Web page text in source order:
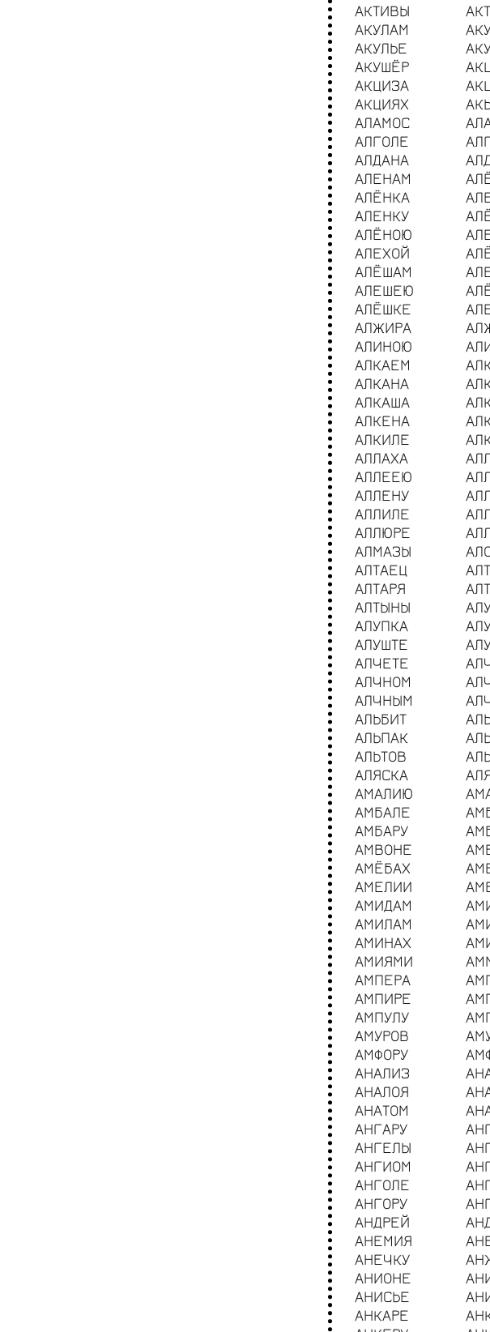
АКТИВЫ
АКУЛАМ
АКУЛЬЕ
АКУШЁР
АКЦИЗА
АКЦИЯХ
АЛАМОС
АЛГОЛЕ
АЛДАНА
АЛЕНАМ
АЛЁНКА
АЛЕНКУ
АЛЁНОЮ
АЛЕХОЙ
АЛЁШАМ
АЛЕШЕЮ
АЛЁШКЕ
АЛЖИРА
АЛИНОЮ
АЛКАЕМ
АЛКАНА
АЛКАША
АЛКЕНА
АЛКИЛЕ
АЛЛАХА
АЛЛЕЕЮ
АЛЛЕНУ
АЛЛИЛЕ
АЛЛЮРЕ
АЛМАЗЫ
АЛТАЕЦ
АЛТАРЯ
АЛТЫНЫ
АЛУПКА
АЛУШТЕ
АЛЧЕТЕ
АЛЧНОМ
АЛЧНЫМ
АЛЬБИТ
АЛЬПАК
АЛЬТОВ
АЛЯСКА
АМАЛИЮ
АМБАЛЕ
АМБАРУ
АМВОНЕ
АМЁБАХ
АМЕЛИИ
АМИДАМ
АМИЛАМ
АМИНАХ
АМИЯМИ
АМПЕРА
АМПИРЕ
АМПУЛУ
АМУРОВ
АМФОРУ
АНАЛИЗ
АНАЛОЯ
АНАТОМ
АНГАРУ
АНГЕЛЫ
АНГИОМ
АНГОЛЕ
АНГОРУ
АНДРЕЙ
АНЕМИЯ
АНЕЧКУ
АНИОНЕ
АНИСЬЕ
АНКАРЕ